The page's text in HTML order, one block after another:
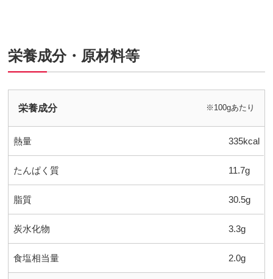
栄養成分・原材料等
栄養成分 ※100gあたり
熱量 335kcal
たんぱく質 11.7g
脂質 30.5g
炭水化物 3.3g
食塩相当量 2.0g